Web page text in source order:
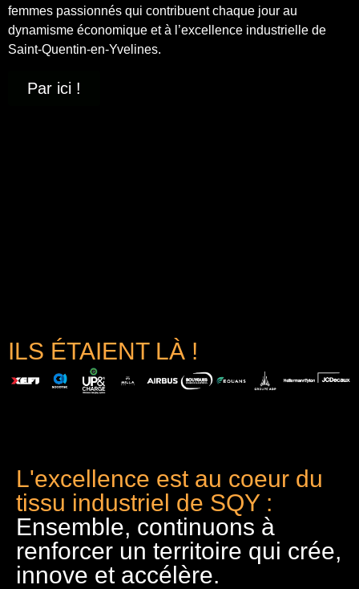
femmes passionnés qui contribuent chaque jour au
dynamisme économique et à l’excellence industrielle de
Saint-Quentin-en-Yvelines.
Par ici !
ILS ÉTAIENT LÀ !
L'excellence est au coeur du
tissu industriel de SQY :
Ensemble, continuons à
renforcer un territoire qui crée,
innove et accélère.